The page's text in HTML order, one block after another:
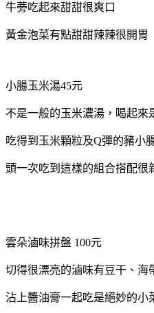
牛蒡吃起來甜甜很爽口
黃金泡菜有點甜甜辣辣很開胃
小腸玉米湯45元
不是一般的玉米濃湯，喝起來
吃得到玉米顆粒及Q彈的豬小
頭一次吃到這樣的組合搭配很
雲朵滷味拼盤 100元
切得很漂亮的滷味有豆干、海
沾上醬油膏一起吃是絕妙的小